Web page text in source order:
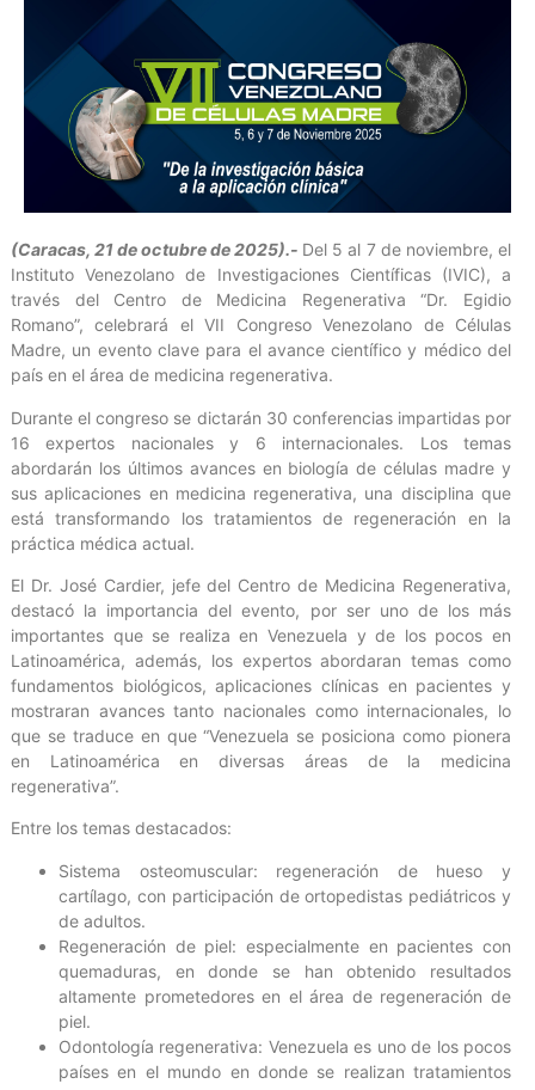
(Caracas, 21 de octubre de 2025).- Del 5 al 7 de noviembre, el
Instituto Venezolano de Investigaciones Científicas (IVIC), a
través del Centro de Medicina Regenerativa “Dr. Egidio
Romano”, celebrará el VII Congreso Venezolano de Células
Madre, un evento clave para el avance científico y médico del
país en el área de medicina regenerativa.
Durante el congreso se dictarán 30 conferencias impartidas por
16 expertos nacionales y 6 internacionales. Los temas
abordarán los últimos avances en biología de células madre y
sus aplicaciones en medicina regenerativa, una disciplina que
está transformando los tratamientos de regeneración en la
práctica médica actual.
El Dr. José Cardier, jefe del Centro de Medicina Regenerativa,
destacó la importancia del evento, por ser uno de los más
importantes que se realiza en Venezuela y de los pocos en
Latinoamérica, además, los expertos abordaran temas como
fundamentos biológicos, aplicaciones clínicas en pacientes y
mostraran avances tanto nacionales como internacionales, lo
que se traduce en que “Venezuela se posiciona como pionera
en Latinoamérica en diversas áreas de la medicina
regenerativa”.
Entre los temas destacados:
Sistema osteomuscular: regeneración de hueso y
cartílago, con participación de ortopedistas pediátricos y
de adultos.
Regeneración de piel: especialmente en pacientes con
quemaduras, en donde se han obtenido resultados
altamente prometedores en el área de regeneración de
piel.
Odontología regenerativa: Venezuela es uno de los pocos
países en el mundo en donde se realizan tratamientos